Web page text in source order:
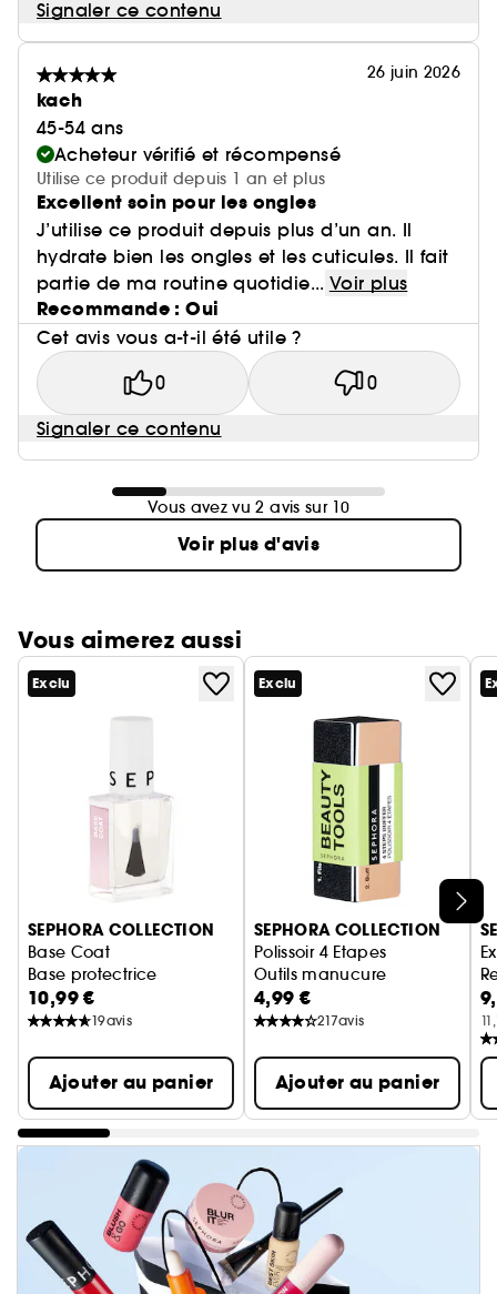
Signaler ce contenu
26 juin 2026
kach
45-54 ans
Acheteur vérifié et récompensé
Utilise ce produit depuis 1 an et plus
Excellent soin pour les ongles
J’utilise ce produit depuis plus d’un an. Il
hydrate bien les ongles et les cuticules. Il fait
partie de ma routine quotidie... Voir plus
Recommande : Oui
Cet avis vous a-t-il été utile ?
0 0
Signaler ce contenu
Vous avez vu 2 avis sur 10
Voir plus d'avis
Vous aimerez aussi
Ignorer le carrousel produits
Exclu
SEPHORA COLLECTION
Base Coat
Base protectrice
10,99 €
19avis
Ajouter au panier
Exclu
SEPHORA COLLECTION
Polissoir 4 Etapes
Outils manucure
4,99 €
217avis
Ajouter au panier